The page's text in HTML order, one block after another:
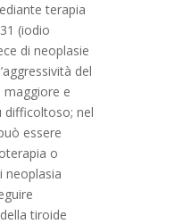
terapia
(iodio
di neoplasie
del
e
difficoltoso; nel
essere
o
neoplasia
tiroide